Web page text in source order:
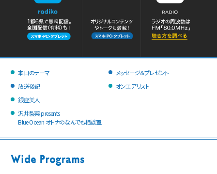
本日のテーマ
放送後記
メッセージ＆プレゼント
オンエアリスト
銀座美人
沢井製薬 presents
Blue Ocean オトナのなんでも相談室